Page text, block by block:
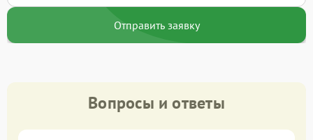
Отправить заявку
Вопросы и ответы